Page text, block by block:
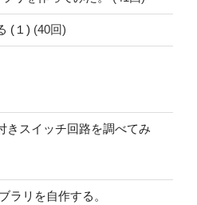
(１) (40回)
きスイッチ回路を調べてみ
ラリを自作する。